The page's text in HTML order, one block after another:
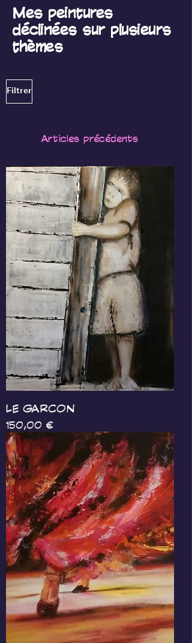
Mes peintures
déclinées sur plusieurs
thèmes
Filtrer
Articles précédents
LE GARCON
Prix
150,00 €